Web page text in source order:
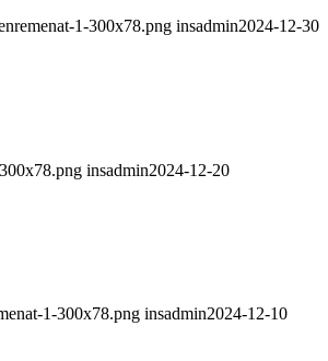
1-300x78.png insadmin2024-12-30
insadmin2024-12-20
1-300x78.png insadmin2024-12-10